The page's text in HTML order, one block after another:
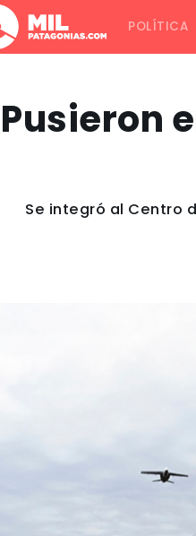
POLÍTICA
Pusieron
Se integró al Centro